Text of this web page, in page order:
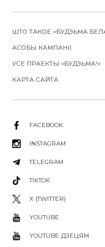
ШТО ТАКОЕ «БУДЗЬМА
АСОБЫ КАМПАНІІ
УСЕ ПРАЕКТЫ «БУДЗЬМА!»
КАРТА САЙТА
FACEBOOK
INSTAGRAM
TELEGRAM
TIKTOK
X (TWITTER)
YOUTUBE
YOUTUBE ДЗЕЦЯМ